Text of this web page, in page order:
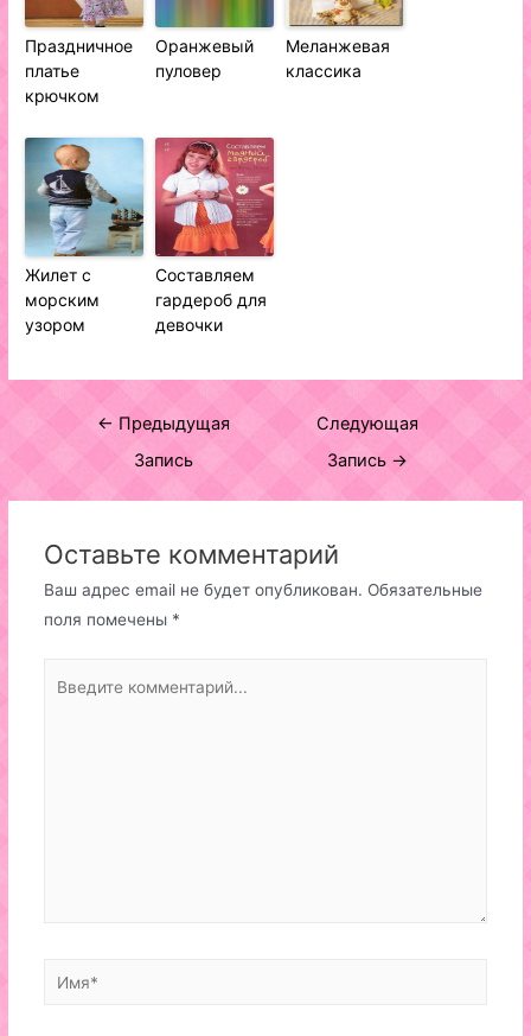
Праздничное
платье
крючком
Оранжевый
пуловер
Меланжевая
классика
Жилет с
морским
узором
Составляем
гардероб для
девочки
Навигация
← Предыдущая
Запись
Следующая
Запись →
Оставьте комментарий
Ваш адрес email не будет опубликован. Обязательные
поля помечены *
комментарий...
Имя*